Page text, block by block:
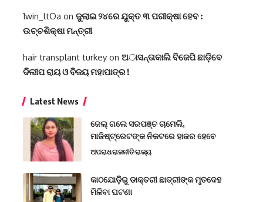
1win_ltOa on ଜୁଲାଇ ୨୪ରେ ଯୁକ୍ତ ୩ ପରୀକ୍ଷା ହେବ :
ଉଚ୍ଚଶିକ୍ଷା ମନ୍ତ୍ରୀ
hair transplant turkey on ଅାସନ୍ତାକାଲି ବିଜେପି ଛାଡ଼ିବେ
ଦିଲୀପ ରାୟ ଓ ବିଜୟ ମହାପାତ୍ର !
Latest News
ଜେଲ୍ ଗଲେ ସରପଞ୍ଚ ଚାମେଲି,
ମାଜିଷ୍ଟ୍ରେଟଙ୍କ ନିକଟରେ ହାଜର ହେବେ
ଅପରାଧରାଜନୀତିରାଜ୍ୟ
କାଠଯୋଡ଼ିରୁ ଡାକ୍ତରୀ ଛାତ୍ରୀଙ୍କ ମୃତଦେହ
ମିଳିବା ଘଟଣା